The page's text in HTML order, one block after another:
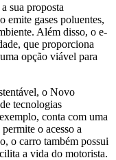
sua proposta
emite gases poluentes,
Além disso, o e-
que proporciona
opção viável para
o Novo
tecnologias
conta com uma
o acesso a
o carro também possui
a vida do motorista.